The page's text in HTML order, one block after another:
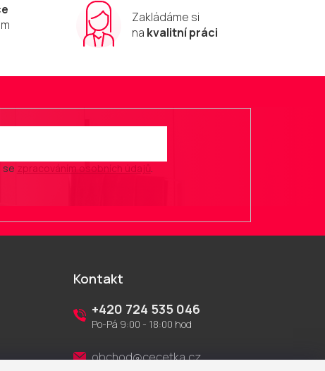
Zakládáme si
na kvalitní práci
se zpracováním osobních údajů.
Kontakt
+420 724 535 046
Po-Pá 9:00 - 18:00 hod
obchod@cecetka.cz